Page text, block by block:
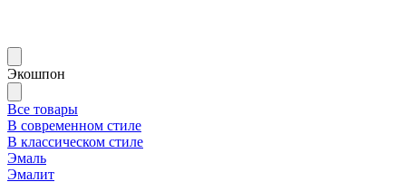
Экошпон
Все товары
В современном стиле
В классическом стиле
Эмаль
Эмалит